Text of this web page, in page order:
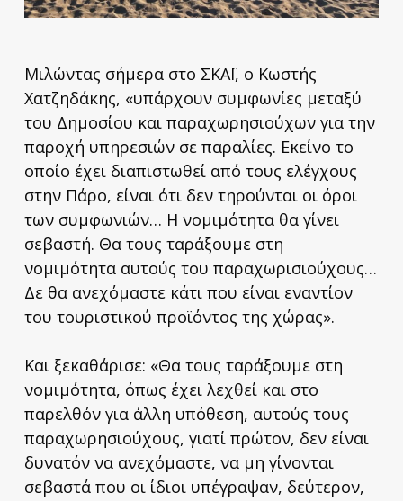
Μιλώντας σήμερα στο ΣΚΑΪ, ο Κωστής
Χατζηδάκης, «υπάρχουν συμφωνίες μεταξύ
του Δημοσίου και παραχωρησιούχων για την
παροχή υπηρεσιών σε παραλίες. Εκείνο το
οποίο έχει διαπιστωθεί από τους ελέγχους
στην Πάρο, είναι ότι δεν τηρούνται οι όροι
των συμφωνιών… Η νομιμότητα θα γίνει
σεβαστή. Θα τους ταράξουμε στη
νομιμότητα αυτούς του παραχωρισιούχους…
Δε θα ανεχόμαστε κάτι που είναι εναντίον
του τουριστικού προϊόντος της χώρας».
Και ξεκαθάρισε: «Θα τους ταράξουμε στη
νομιμότητα, όπως έχει λεχθεί και στο
παρελθόν για άλλη υπόθεση, αυτούς τους
παραχωρησιούχους, γιατί πρώτον, δεν είναι
δυνατόν να ανεχόμαστε, να μη γίνονται
σεβαστά που οι ίδιοι υπέγραψαν, δεύτερον,